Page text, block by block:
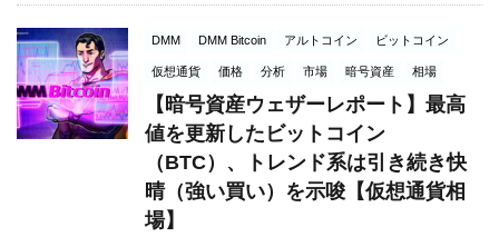
DMM DMM Bitcoin アルトコイン ビットコイン
仮想通貨 価格 分析 市場 暗号資産 相場
【暗号資産ウェザーレポート】最高
値を更新したビットコイン
（BTC）、トレンド系は引き続き快
晴（強い買い）を示唆【仮想通貨相
場】